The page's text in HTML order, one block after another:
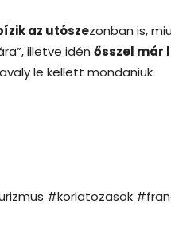
az utószezonban is,
illetve idén ősszel már
le kellett mondaniuk.
#korlatozasok